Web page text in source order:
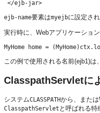
ejb-name要素はmyejbに設定さ
実行時に、Webアプリケーショ
この例で使用される名前(ejb1)は
ClasspathServletに
システムCLASSPATHから、また
ClasspathServlet と呼ばれる特